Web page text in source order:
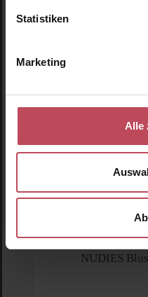
Statistiken
Marketing
Alle
NUDIES